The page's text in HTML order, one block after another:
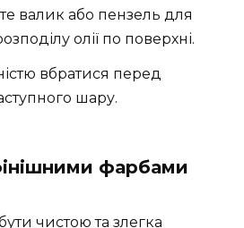
валик або пензель для
олії по поверхні.
вбратися перед
шару.
фарбами
чистою та злегка